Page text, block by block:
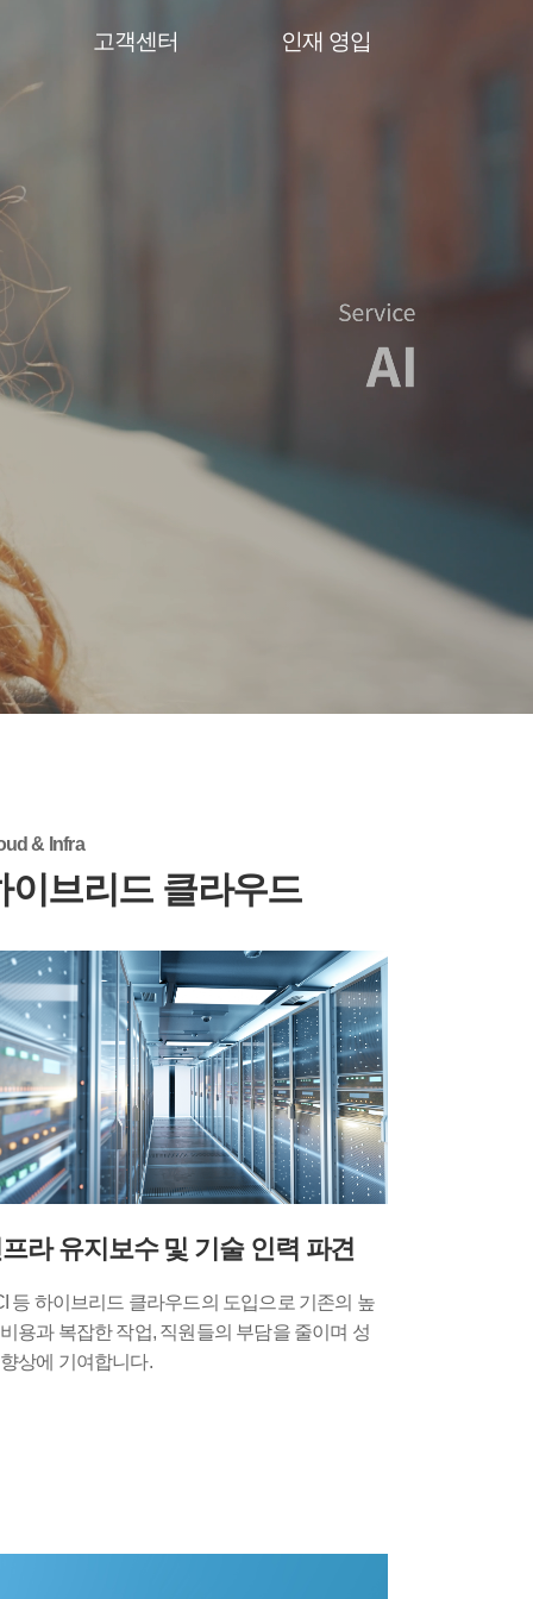
고객센터 인재 영입
& Infra
이브리드 클라우드
라 유지보수 및 기술 인력 파견
등 하이브리드 클라우드의 도입으로 기존의 높
용과 복잡한 작업, 직원들의 부담을 줄이며 성
상에 기여합니다.